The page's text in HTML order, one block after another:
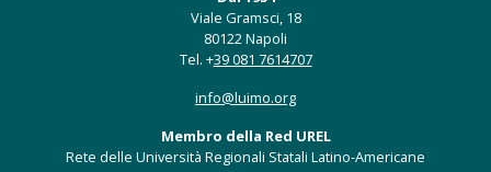
Viale Gramsci, 18
80122 Napoli
Tel. +39 081 7614707
info@luimo.org
Membro della Red UREL
Rete delle Università Regionali Statali Latino-Americane